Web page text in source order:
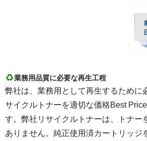
業務用品質に必要な再生工程
弊社は、業務用として再生するために
サイクルトナーを適切な価格Best
す。弊社リサイクルトナーは、トナー
ありません。純正使用済カートリッジ